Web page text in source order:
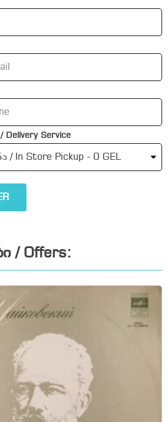
Delivery Service
/ Offers: